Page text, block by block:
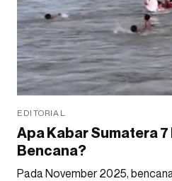
EDITORIAL
Apa Kabar Sumatera
Bencana?
Pada November 2025,